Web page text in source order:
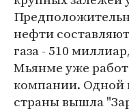
нефти
газа - 510
Мьянме уже
компании. Одной
страны вышла